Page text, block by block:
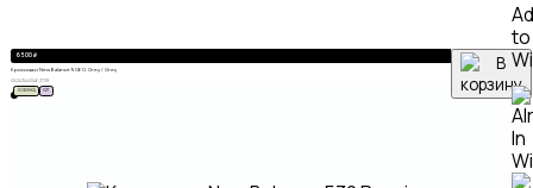
6 500₽
Кроссовки New Balance 9060, Grey / Grey
41424344 4546 3738
to
НОВИНКА ХИТ